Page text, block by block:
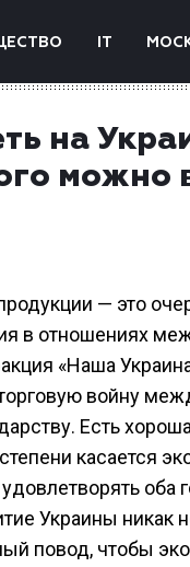
IT
на
можно
— это
в отношениях
«Наша
войну
Есть
касается
оба
Украины никак
повод, чтобы